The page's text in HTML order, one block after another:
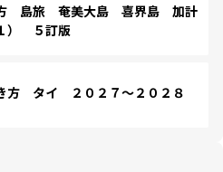
島旅 奄美大島 喜界島 加計
） ５訂版
方 タイ ２０２７～２０２８